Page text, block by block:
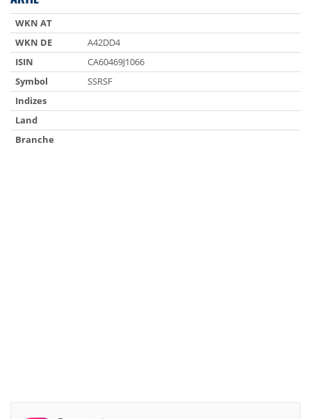
WKN AT
WKN DE
A42DD4
ISIN
CA60469J1066
Symbol
SSRSF
Indizes
Land
Branche